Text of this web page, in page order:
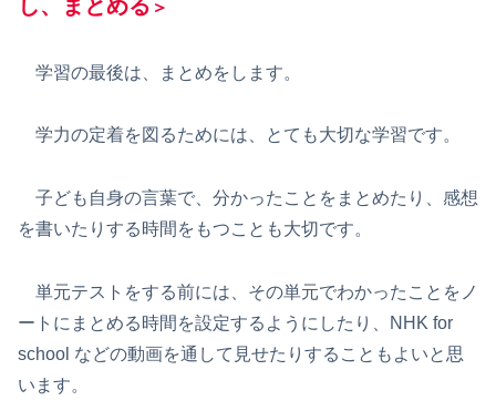
し、まとめる ＞
学習の最後は、まとめをします。
学力の定着を図るためには、とても大切な学習です。
子ども自身の言葉で、分かったことをまとめたり、感想
を書いたりする時間をもつことも大切です。
単元テストをする前には、その単元でわかったことをノ
ートにまとめる時間を設定するようにしたり、NHK for
school などの動画を通して見せたりすることもよいと思
います。